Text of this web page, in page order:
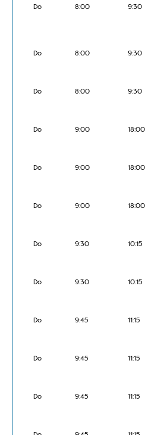
Do 8:00 9:30
Do 8:00 9:30
Do 8:00 9:30
Do 9:00 18:00
Do 9:00 18:00
Do 9:00 18:00
Do 9:30 10:15
Do 9:30 10:15
Do 9:45 11:15
Do 9:45 11:15
Do 9:45 11:15